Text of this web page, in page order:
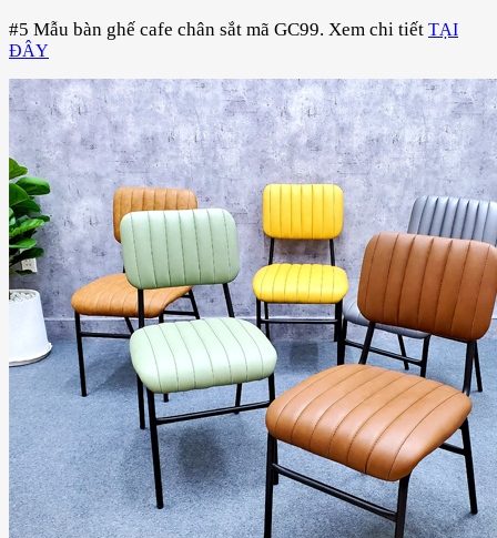
#5 Mẫu bàn ghế cafe chân sắt mã GC99. Xem chi tiết TẠI
ĐÂY